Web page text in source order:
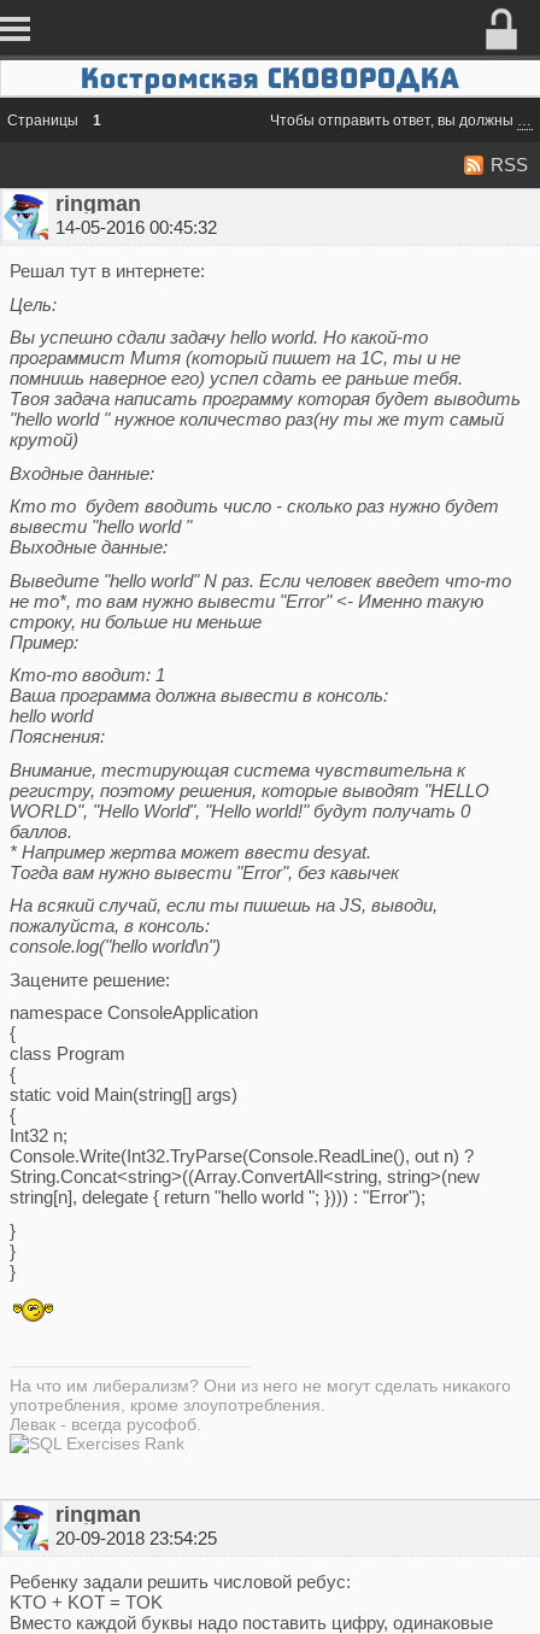
Костромская СКОВОРОДКА
Страницы 1 Чтобы отправить ответ, вы должны
RSS
ringman
14-05-2016 00:45:32
Решал тут в интернете:
Цель:
Вы успешно сдали задачу hello world. Но какой-то
программист Митя (который пишет на 1C, ты и не
помнишь наверное его) успел сдать ее раньше тебя.
Твоя задача написать программу которая будет выводить
"hello world " нужное количество раз(ну ты же тут самый
крутой)
Входные данные:
Кто то будет вводить число - сколько раз нужно будет
вывести "hello world "
Выходные данные:
Выведите "hello world" N раз. Если человек введет что-то
не то*, то вам нужно вывести "Error" <- Именно такую
строку, ни больше ни меньше
Пример:
Кто-то вводит: 1
Ваша программа должна вывести в консоль:
hello world
Пояснения:
Внимание, тестирующая система чувствительна к
регистру, поэтому решения, которые выводят "HELLO
WORLD", "Hello World", "Hello world!" будут получать 0
баллов.
* Например жертва может ввести desyat.
Тогда вам нужно вывести "Error", без кавычек
На всякий случай, если ты пишешь на JS, выводи,
пожалуйста, в консоль:
console.log("hello world\n")
Зацените решение:
namespace ConsoleApplication
{
class Program
{
static void Main(string[] args)
{
Int32 n;
Console.Write(Int32.TryParse(Console.ReadLine(), out n) ?
String.Concat<string>((Array.ConvertAll<string, string>(new
string[n], delegate { return "hello world "; }))) : "Error");
}
}
}
На что им либерализм? Они из него не могут сделать никакого
употребления, кроме злоупотребления.
Левак - всегда русофоб.
ringman
20-09-2018 23:54:25
Ребенку задали решить числовой ребус:
KTO + KOT = TOK
Вместо каждой буквы надо поставить цифру, одинаковые